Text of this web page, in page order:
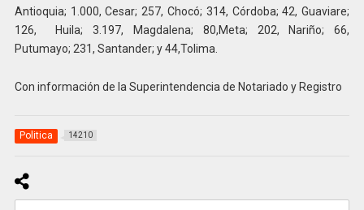
Antioquia; 1.000, Cesar; 257, Chocó; 314, Córdoba; 42, Guaviare;
126, Huila; 3.197, Magdalena; 80,Meta; 202, Nariño; 66,
Putumayo; 231, Santander; y 44,Tolima.
Con información de la Superintendencia de Notariado y Registro
Politica 14210